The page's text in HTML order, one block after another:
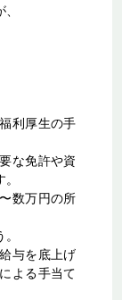
利厚生の手
な免許や資
数万円の所
与を底上げ
よる手当て